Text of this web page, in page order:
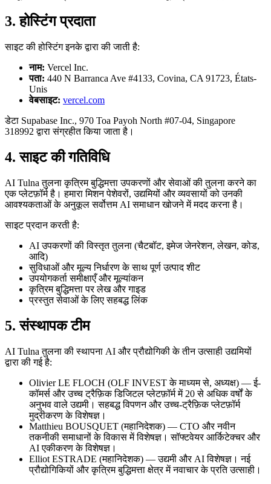
3. होस्टिंग प्रदाता
साइट की होस्टिंग इनके द्वारा की जाती है:
नाम: Vercel Inc.
पता: 440 N Barranca Ave #4133, Covina, CA 91723, États-
Unis
वेबसाइट: vercel.com
डेटा Supabase Inc., 970 Toa Payoh North #07-04, Singapore
318992 द्वारा संग्रहीत किया जाता है।
4. साइट की गतिविधि
AI Tulna तुलना कृत्रिम बुद्धिमत्ता उपकरणों और सेवाओं की तुलना करने का
एक प्लेटफ़ॉर्म है। हमारा मिशन पेशेवरों, उद्यमियों और व्यवसायों को उनकी
आवश्यकताओं के अनुकूल सर्वोत्तम AI समाधान खोजने में मदद करना है।
साइट प्रदान करती है:
AI उपकरणों की विस्तृत तुलना (चैटबॉट, इमेज जेनरेशन, लेखन, कोड,
आदि)
सुविधाओं और मूल्य निर्धारण के साथ पूर्ण उत्पाद शीट
उपयोगकर्ता समीक्षाएँ और मूल्यांकन
कृत्रिम बुद्धिमत्ता पर लेख और गाइड
प्रस्तुत सेवाओं के लिए सहबद्ध लिंक
5. संस्थापक टीम
AI Tulna तुलना की स्थापना AI और प्रौद्योगिकी के तीन उत्साही उद्यमियों
द्वारा की गई है:
Olivier LE FLOCH (OLF INVEST के माध्यम से, अध्यक्ष) — ई-
कॉमर्स और उच्च ट्रैफ़िक डिजिटल प्लेटफ़ॉर्म में 20 से अधिक वर्षों के
अनुभव वाले उद्यमी। सहबद्ध विपणन और उच्च-ट्रैफ़िक प्लेटफ़ॉर्म
मुद्रीकरण के विशेषज्ञ।
Matthieu BOUSQUET (महानिदेशक) — CTO और नवीन
तकनीकी समाधानों के विकास में विशेषज्ञ। सॉफ्टवेयर आर्किटेक्चर और
AI एकीकरण के विशेषज्ञ।
Elliot ESTRADE (महानिदेशक) — उद्यमी और AI विशेषज्ञ। नई
प्रौद्योगिकियों और कृत्रिम बुद्धिमत्ता क्षेत्र में नवाचार के प्रति उत्साही।